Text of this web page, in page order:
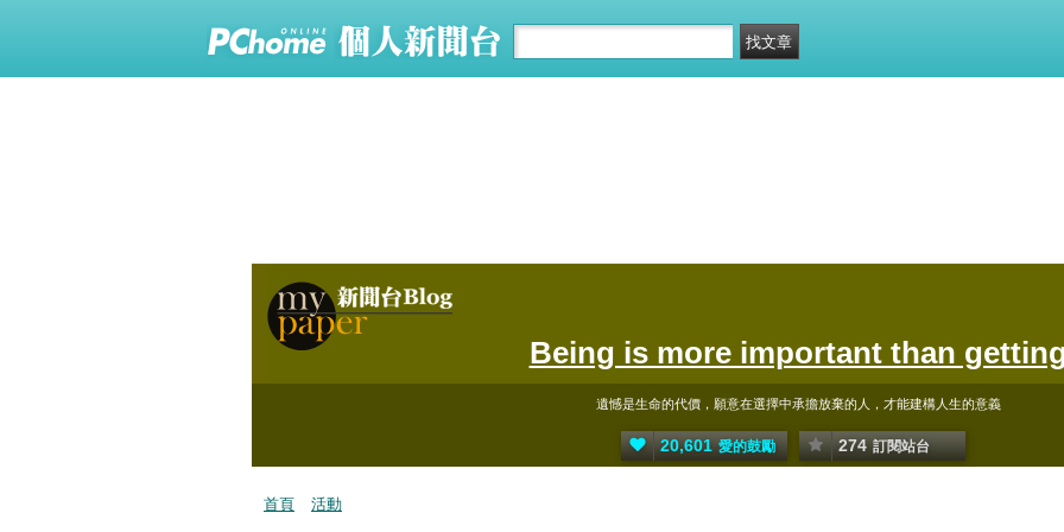
Being is more important than
遺憾是生命的代價，願意在選擇中承擔放棄的人，才能建構人生的意義
20,601 愛的鼓勵 274 訂閱站台
首頁 活動